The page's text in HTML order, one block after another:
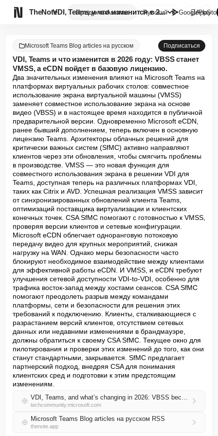
TheNote ПродуктыАгенты
VDI, Teams и что изменится в 2...
Русский GooglePlay

Microsoft Teams Blog articles на русском Подписаться
VDI, Teams и что изменится в 2026 году: VBSS станет
VMSS, а eCDN войдет в базовую лицензию.
Два значительных изменения влияют на Microsoft Teams на
платформах виртуальных рабочих столов: совместное
использование экрана виртуальной машины (VMSS)
заменяет совместное использование экрана на основе
видео (VBSS) и в настоящее время находится в публичной
предварительной версии. Одновременно Microsoft eCDN,
ранее бывший дополнением, теперь включен в основную
лицензию Teams. Архитекторы облачных решений для
критически важных систем (SfMC) активно направляют
клиентов через эти обновления, чтобы смягчить проблемы
в производстве. VMSS — это новая функция для
совместного использования экрана в решении VDI для
Teams, доступная теперь на различных платформах VDI,
таких как Citrix и AVD. Успешная реализация VMSS зависит
от синхронизированных обновлений клиента Teams,
оптимизаций поставщика виртуализации и клиентских
конечных точек. CSA SfMC помогают с готовностью к VMSS,
проверяя версии клиентов и сетевые конфигурации.
Microsoft eCDN облегчает одноранговую потоковую
передачу видео для крупных мероприятий, снижая
нагрузку на WAN. Однако меры безопасности часто
блокируют необходимое взаимодействие между клиентами
для эффективной работы eCDN. И VMSS, и eCDN требуют
улучшения сетевой доступности VDI-to-VDI, особенно для
трафика восток-запад между хостами сеансов. CSA SfMC
помогают преодолеть разрыв между командами
платформы, сети и безопасности для решения этих
требований к подключению. Клиенты, сталкивающиеся с
разрастанием версий клиентов, отсутствием сетевых
данных или недавними изменениями в брандмауэре,
должны обратиться к своему CSA SfMC. Текущее окно для
пилотирования и проверки этих изменений до того, как они
станут стандартными, закрывается. SfMC предлагает
партнерский подход, внедряя CSA для понимания
клиентских сред и подготовки к этим предстоящим
изменениям.
VDI, Teams, and what’s changing in 2026: VBSS becomes VMSS, and eCDN lands in the core license
techcommunity.microsoft.com
Microsoft Teams Blog articles на русском RSS
thenote.app